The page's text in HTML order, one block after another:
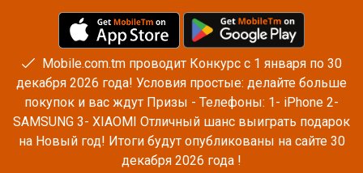
Mobile.com.tm проводит Конкурс с 1 января по 30
декабря 2026 года! Условия простые: делайте больше
покупок и вас ждут Призы - Телефоны: 1- iPhone 2-
SAMSUNG 3- XIAOMI Отличный шанс выиграть подарок
на Новый год! Итоги будут опубликованы на сайте 30
декабря 2026 года !